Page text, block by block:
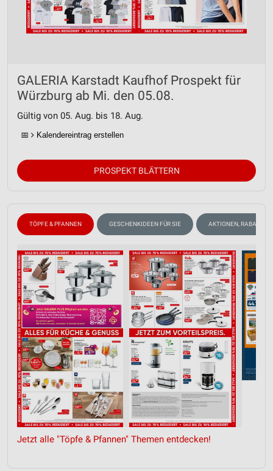
GALERIA Karstadt Kaufhof Prospekt für
Würzburg ab Mi. den 05.08.
Gültig von 05. Aug. bis 18. Aug.
📅 Kalendereintrag erstellen
PROSPEKT BLÄTTERN
TÖPFE & PFANNEN GESCHENKIDEEN FÜR SIE AKTIONEN, RABATTE
Jetzt alle "Töpfe & Pfannen" Themen entdecken!